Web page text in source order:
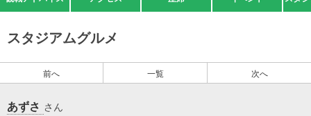
スタジアムグルメ
前へ 一覧 次へ
あずさ さん